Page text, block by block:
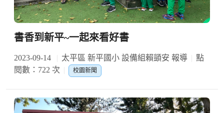
書香到新平~一起來看好書
2023-09-14 太平區 新平國小 設備組賴顗安 報導
點
閱數：722 次
校園新聞